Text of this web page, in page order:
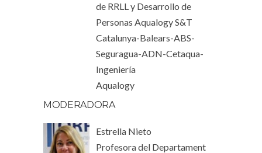
de RRLL y Desarrollo de
Personas Aqualogy S&T
Catalunya-Balears-ABS-
Seguragua-ADN-Cetaqua-
Ingeniería
Aqualogy
MODERADORA
Estrella Nieto
Profesora del Departament